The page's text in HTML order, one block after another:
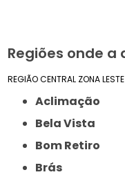
Regiões onde a
REGIÃO CENTRAL ZONA LESTE
Aclimação
Bela Vista
Bom Retiro
Brás